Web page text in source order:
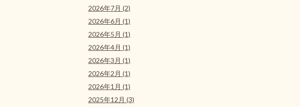
2026年7月 (2)
2026年6月 (1)
2026年5月 (1)
2026年4月 (1)
2026年3月 (1)
2026年2月 (1)
2026年1月 (1)
2025年12月 (3)